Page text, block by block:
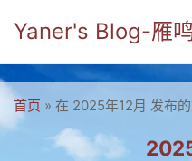
Yaner's Blog-雁
首页 » 在 2025年12月 发布